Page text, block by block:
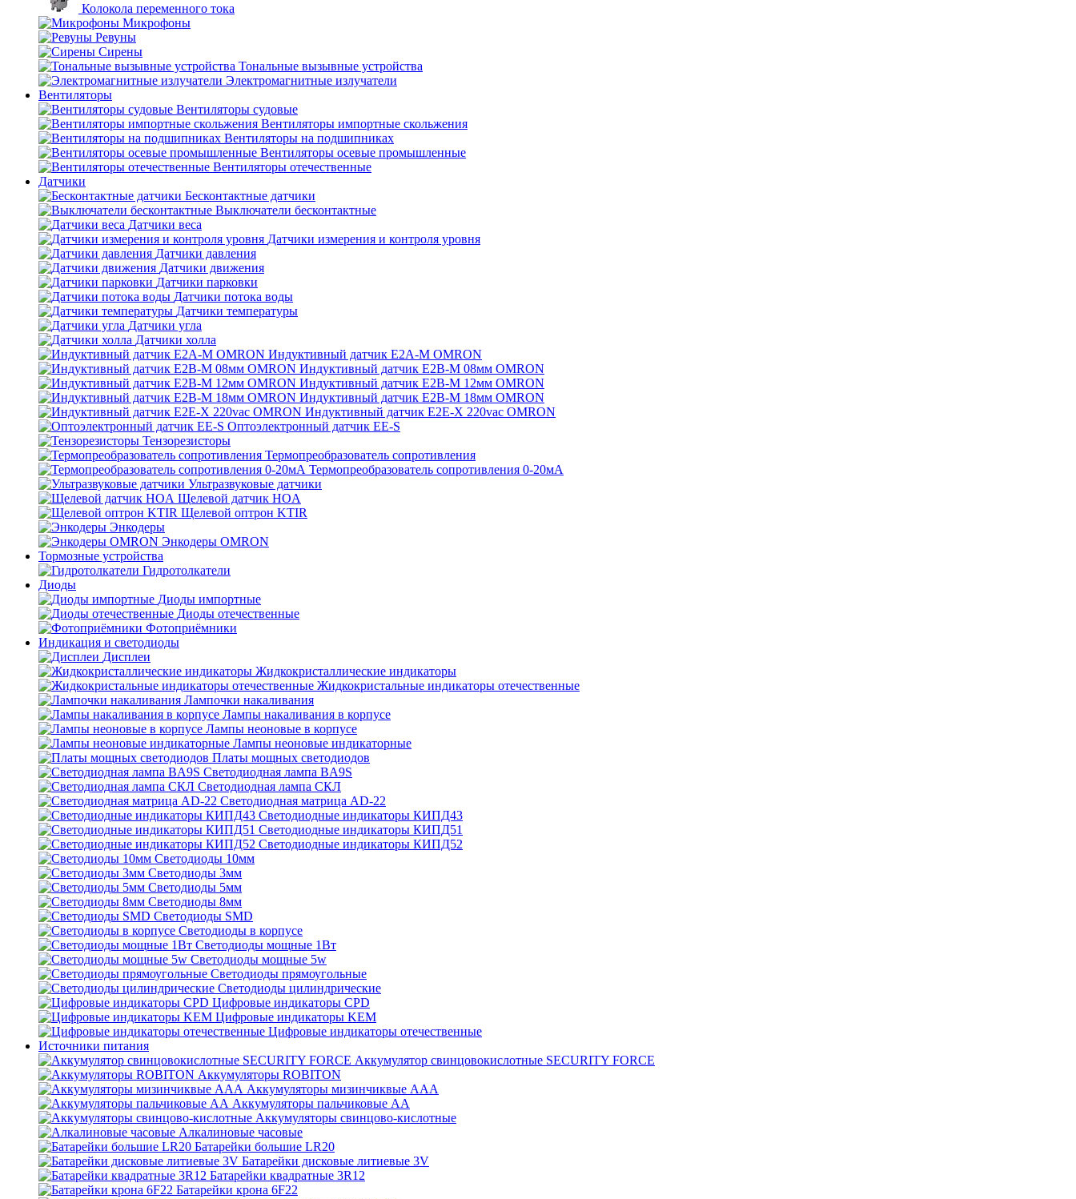
Колокола переменного тока
Микрофоны
Ревуны
Сирены
Тональные вызывные устройства
Электромагнитные излучатели
Вентиляторы
Вентиляторы судовые
Вентиляторы импортные скольжения
Вентиляторы на подшипниках
Вентиляторы осевые промышленные
Вентиляторы отечественные
Датчики
Бесконтактные датчики
Выключатели бесконтактные
Датчики веса
Датчики измерения и контроля уровня
Датчики давления
Датчики движения
Датчики парковки
Датчики потока воды
Датчики температуры
Датчики угла
Датчики холла
Индуктивный датчик E2A-M OMRON
Индуктивный датчик E2B-M 08мм OMRON
Индуктивный датчик E2B-M 12мм OMRON
Индуктивный датчик E2B-M 18мм OMRON
Индуктивный датчик E2E-X 220vac OMRON
Оптоэлектронный датчик EE-S
Тензорезисторы
Термопреобразователь сопротивления
Термопреобразователь сопротивления 0-20мА
Ультразвуковые датчики
Щелевой датчик HOA
Щелевой оптрон KTIR
Энкодеры
Энкодеры OMRON
Тормозные устройства
Гидротолкатели
Диоды
Диоды импортные
Диоды отечественные
Фотоприёмники
Индикация и светодиоды
Дисплеи
Жидкокристаллические индикаторы
Жидкокристальные индикаторы отечественные
Лампочки накаливания
Лампы накаливания в корпусе
Лампы неоновые в корпусе
Лампы неоновые индикаторные
Платы мощных светодиодов
Светодиодная лампа BA9S
Светодиодная лампа СКЛ
Светодиодная матрица AD-22
Светодиодные индикаторы КИПД43
Светодиодные индикаторы КИПД51
Светодиодные индикаторы КИПД52
Светодиоды 10мм
Светодиоды 3мм
Светодиоды 5мм
Светодиоды 8мм
Светодиоды SMD
Светодиоды в корпусе
Светодиоды мощные 1Вт
Светодиоды мощные 5w
Светодиоды прямоугольные
Светодиоды цилиндрические
Цифровые индикаторы CPD
Цифровые индикаторы KEM
Цифровые индикаторы отечественные
Источники питания
Аккумулятор свинцовокислотные SECURITY FORCE
Аккумуляторы ROBITON
Аккумуляторы мизинчиквые ААА
Аккумуляторы пальчиковые АА
Аккумуляторы свинцово-кислотные
Алкалиновые часовые
Батарейки большие LR20
Батарейки дисковые литиевые 3V
Батарейки квадратные 3R12
Батарейки крона 6F22